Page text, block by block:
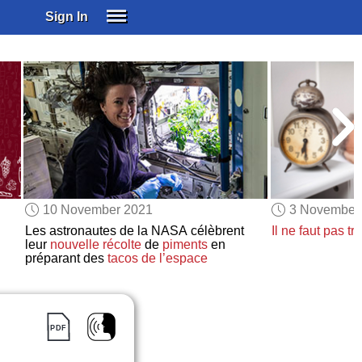
Sign In
SUBSCRIBE
EDUCATIONAL LICENSES
GIFT CARDS
OTHER LANGUAGES
ABOUT US
ALEXA
ADJUST COLORS
10 November 2021
Les astronautes de la NASA célèbrent
leur nouvelle récoltede pimentsen
préparant des tacos de l’espace
3
Il ne faut pas